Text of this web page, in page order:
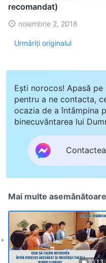
recomandat)
noiembrie 2, 2018
Urmăriți originalul
Ești norocos! Apasă
pentru a ne contacta,
ocazia de a întâmpina
binecuvântarea lui
Mai multe asemănătoare